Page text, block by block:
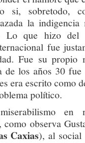
si, sobretodo,
la indigencia
Lo que hizo del
fue
Fue su propio
de los años 30
era escrito como
político.
en
observa
Caxias), al social